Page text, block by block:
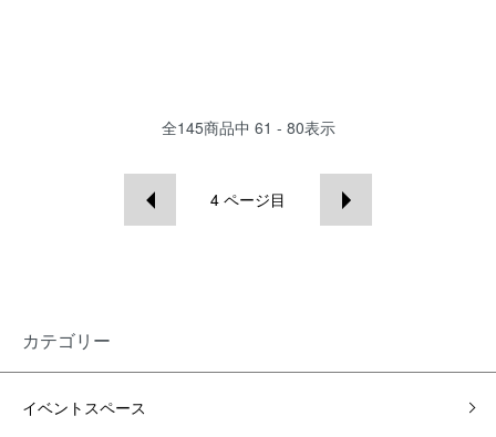
全145商品中 61 - 80表示
4 ページ目
カテゴリー
イベントスペース